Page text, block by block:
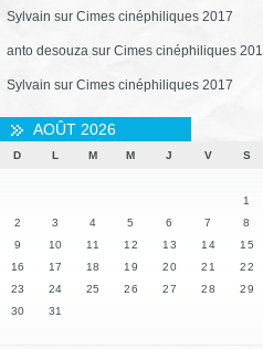
Sylvain sur Cimes cinéphiliques 2017
anto desouzasur Cimes cinéphiliques
Sylvain sur Cimes cinéphiliques 2017
AOÛT 2026
D L M M J V S
1
2
3 4 5 6 7
8
9
10 11 12 13 14
15
16
17 18 19 20 21
22
23
24 25 26 27 28
29
30
31